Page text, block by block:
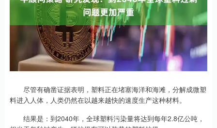
尽管有确凿证据表明，塑料正在堵塞海洋和海滩，分解成微塑
料进入人体，人类仍然在以越来越快的速度生产这种材料。
结果是：到2040年，全球塑料污染量将达到每年2.8亿公吨，